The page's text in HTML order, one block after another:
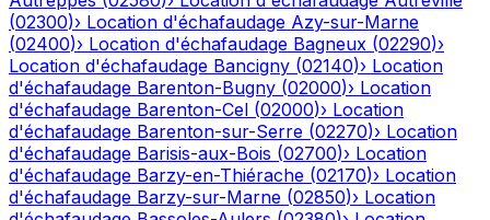
(02300)› Location d'échafaudage Azy-sur-Marne
(02400)› Location d'échafaudage Bagneux (02290)›
Location d'échafaudage Bancigny (02140)› Location
d'échafaudage Barenton-Bugny (02000)› Location
d'échafaudage Barenton-Cel (02000)› Location
d'échafaudage Barenton-sur-Serre (02270)› Location
d'échafaudage Barisis-aux-Bois (02700)› Location
d'échafaudage Barzy-en-Thiérache (02170)› Location
d'échafaudage Barzy-sur-Marne (02850)› Location